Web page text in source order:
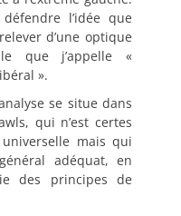
l’idée que
d’une optique
que j’appelle «
».
se situe dans
qui n’est certes
mais qui
adéquat, en
des principes de